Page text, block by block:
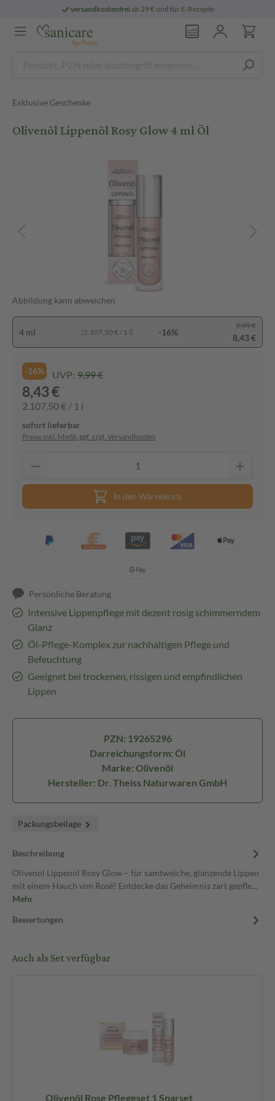
versandkostenfreiab 29 € und für E-Rezepte
Exklusive Geschenke
Olivenöl Lippenöl Rosy Glow 4 ml Öl
Abbildung kann abweichen
4 ml (2.107,50 € / 1 l) -16%
9,99 €
8,43 €
-16% UVP: 9,99 €
8,43 €
2.107,50 € / 1 l
sofort lieferbar
Preise inkl. MwSt. ggf. zzgl. Versandkosten
In den Warenkorb
Persönliche Beratung
Intensive Lippenpflege mit dezent rosig schimmerndem
Glanz
Öl-Pflege-Komplex zur nachhaltigen Pflege und
Befeuchtung
Geeignet bei trockenen, rissigen und empfindlichen
Lippen
PZN: 19265296
Darreichungsform: Öl
Marke: Olivenöl
Hersteller: Dr. Theiss Naturwaren GmbH
Packungsbeilage
Beschreibung
Olivenöl Lippenöl Rosy Glow – für samtweiche, glänzende Lippen
mit einem Hauch von Rosé! Entdecke das Geheimnis zart gepfle…
Mehr
Bewertungen
Auch als Set verfügbar
Olivenöl Rose Pflegeset 1 Sparset